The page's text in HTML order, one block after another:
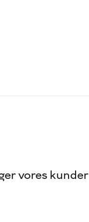
3-faset ladestik
vores kunder